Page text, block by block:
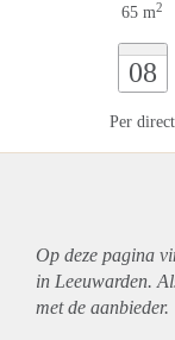
65 m2
08
Per direct
Op deze pagina
in Leeuwarden.
met de aanbieder.